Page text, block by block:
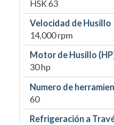
HSK 63
Velocidad de Husillo
14,000 rpm
Motor de Husillo
30 hp
Numero de
60
Refrigeración a